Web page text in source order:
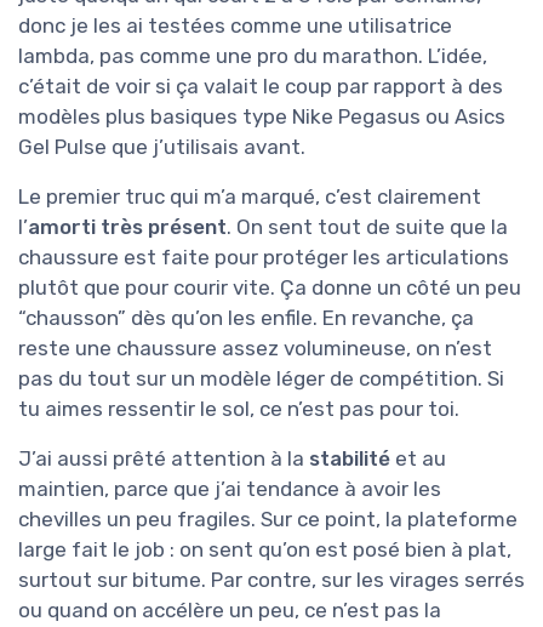
donc je les ai testées comme une utilisatrice
lambda, pas comme une pro du marathon. L’idée,
c’était de voir si ça valait le coup par rapport à des
modèles plus basiques type Nike Pegasus ou Asics
Gel Pulse que j’utilisais avant.
Le premier truc qui m’a marqué, c’est clairement
l’amorti très présent. On sent tout de suite que la
chaussure est faite pour protéger les articulations
plutôt que pour courir vite. Ça donne un côté un peu
“chausson” dès qu’on les enfile. En revanche, ça
reste une chaussure assez volumineuse, on n’est
pas du tout sur un modèle léger de compétition. Si
tu aimes ressentir le sol, ce n’est pas pour toi.
J’ai aussi prêté attention à la stabilité et au
maintien, parce que j’ai tendance à avoir les
chevilles un peu fragiles. Sur ce point, la plateforme
large fait le job : on sent qu’on est posé bien à plat,
surtout sur bitume. Par contre, sur les virages serrés
ou quand on accélère un peu, ce n’est pas la